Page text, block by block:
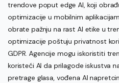
trendove poput edge AI, koji
optimizacije u mobilnim
obrate pažnju na rast AI etike u
optimizacije poštuju privatnost
GDPR. Agencije mogu iskoristiti
koristeći AI da prilagode iskustva
pretrage glasa, vođena AI